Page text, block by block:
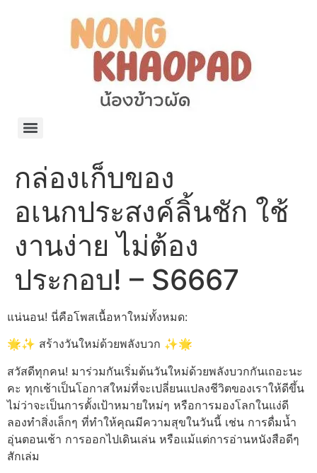
กล่องเก็บของ
อเนกประสงค์ลิ้นชัก ใช้
งานง่าย ไม่ต้อง
ประกอบ! – S6667
แน่นอน! นี่คือโพสเนื้อหาใหม่ทั้งหมด:
🌟✨ สร้างวันใหม่ด้วยพลังบวก ✨🌟
สวัสดีทุกคน! มาร่วมกันเริ่มต้นวันใหม่ด้วยพลังบวกกันเถอะนะ
คะ ทุกเช้าเป็นโอกาสใหม่ที่จะเปลี่ยนแปลงชีวิตของเราให้ดีขึ้น
ไม่ว่าจะเป็นการตั้งเป้าหมายใหม่ๆ หรือการมองโลกในแง่ดี
ลองทำสิ่งเล็กๆ ที่ทำให้คุณมีความสุขในวันนี้ เช่น การดื่มน้ำ
อุ่นตอนเช้า การออกไปเดินเล่น หรือแม้แต่การอ่านหนังสือดีๆ
สักเล่ม